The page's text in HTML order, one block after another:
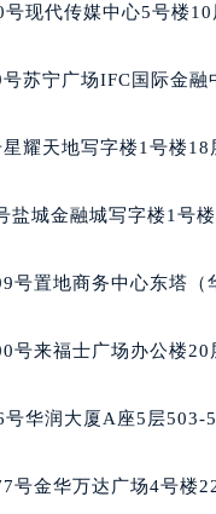
区北京路928号同德昆
区南关正街88号华侨
区新华东道100号万达
区呼和浩特市玉泉区
碑渝中区民权路28号
岗市向阳区红军路积
西市鸡冠区红军路积
丹江市东安区太平路
现代传媒中心5号楼10
苏宁广场IFC国际金融
耀天地写字楼1号楼18
盐城金融城写字楼1号
号置地商务中心东塔（
号来福士广场办公楼20
华润大厦A座5层503-5
号金华万达广场4号楼